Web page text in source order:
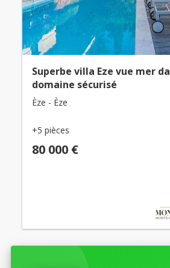
Superbe villa Eze vue mer
domaine sécurisé
Èze - Èze
+5 pièces
80 000 €